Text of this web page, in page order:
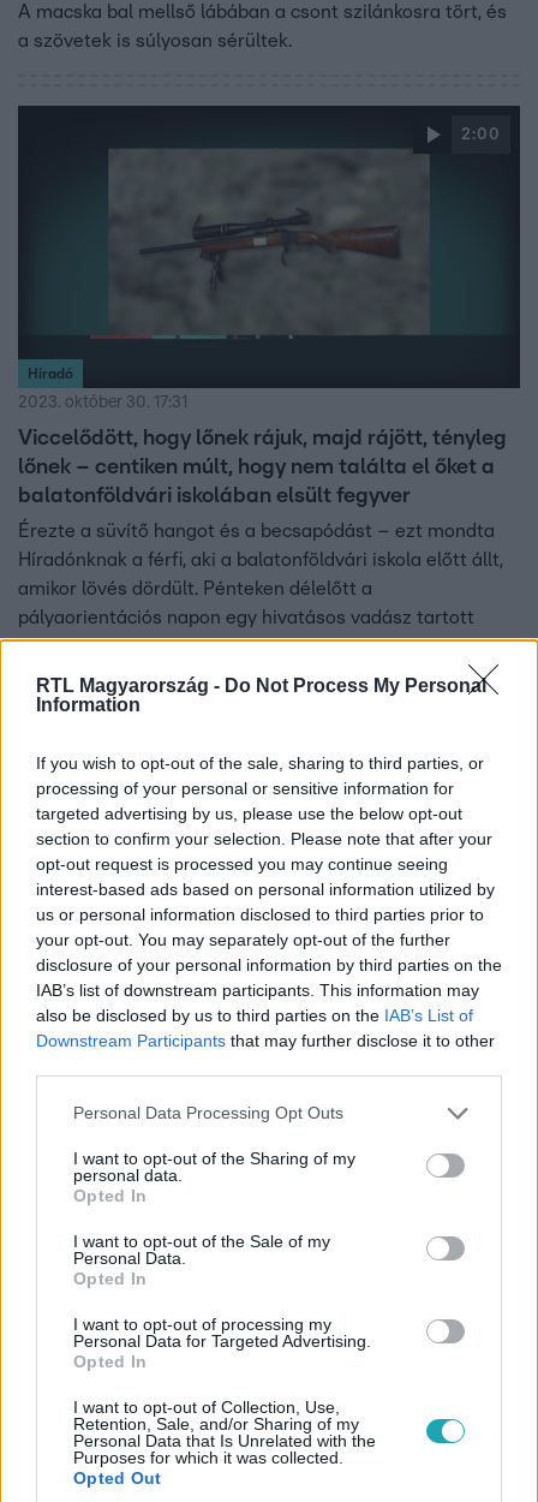
RTL Magyarország - Do Not Process My Personal
Information
If you wish to opt-out of the sale, sharing to third parties, or
processing of your personal or sensitive information for
targeted advertising by us, please use the below opt-out
section to confirm your selection. Please note that after your
opt-out request is processed you may continue seeing
interest-based ads based on personal information utilized by
us or personal information disclosed to third parties prior to
your opt-out. You may separately opt-out of the further
disclosure of your personal information by third parties on the
IAB’s list of downstream participants. This information may
also be disclosed by us to third parties on the IAB’s List of
Downstream Participants that may further disclose it to other
Please note that this website/app uses one or more Google
not limited to your visit or usage behaviour. You may click to
grant or deny consent to Google and its third-party tags to
use your data for below specified purposes in below Google
consent section.
Personal Data Processing Opt Outs
I want to opt-out of the Sharing of my
personal data.
Opted In
I want to opt-out of the Sale of my
Personal Data.
Opted In
I want to opt-out of processing my
Personal Data for Targeted Advertising.
Opted In
I want to opt-out of Collection, Use,
Retention, Sale, and/or Sharing of my
Personal Data that Is Unrelated with the
Purposes for which it was collected.
Opted Out
A macska bal mellső lábában a csont szilánkosra tört, és
a szövetek is súlyosan sérültek.
2:00
Híradó
2023. október 30. 17:31
Viccelődött, hogy lőnek rájuk, majd rájött, tényleg
lőnek – centiken múlt, hogy nem találta el őket a
balatonföldvári iskolában elsült fegyver
Érezte a süvítő hangot és a becsapódást – ezt mondta
Híradónknak a férfi, aki a balatonföldvári iskola előtt állt,
amikor lövés dördült. Pénteken délelőtt a
pályaorientációs napon egy hivatásos vadász tartott
előadást a gyerekeknek, eközben sült el az egyik fegyver
egy fiú kezében. A szemtanú azonnal szólt egy tanárnak,
akinek az arcán látta a döbbenetet. A rendőrség
miatt gyanúsítottként hallgatta ki a 43 éves vadászt.
Egyelőre nem lehet tudni, hogyan került éles lőszer a
fegyverbe.
Baleset-bűnügy
2023. október 28. 8:40
Lövés dördült egy balatonföldvári iskolában,
gyerekek kezébe került egy vadász puskája
Az egyik gyereknek sikerült megtöltenie a fegyvert, majd
irányába nézett a puska.